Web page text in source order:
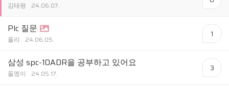
김태평 24.06.07.
Plc 질문
폴리 24.06.05.
1
삼성 spc-10ADR을 공부하고 있어요
돌멩이 24.05.17.
3